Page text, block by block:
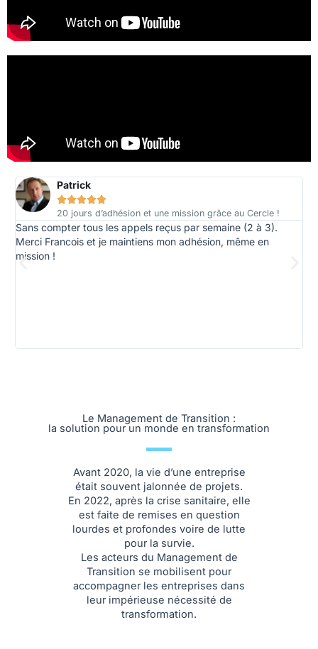
Patrick

20 jours d’adhésion et une mission grâce au Cercle !
Sans compter tous les appels reçus par semaine (2 à 3).
Merci Francois et je maintiens mon adhésion, même en
mission !
Le Management de Transition :
la solution pour un monde en transformation
Avant 2020, la vie d’une entreprise
était souvent jalonnée de projets.
En 2022, après la crise sanitaire, elle
est faite de remises en question
lourdes et profondes voire de lutte
pour la survie.
Les acteurs du Management de
Transition se mobilisent pour
accompagner les entreprises dans
leur impérieuse nécessité de
transformation.